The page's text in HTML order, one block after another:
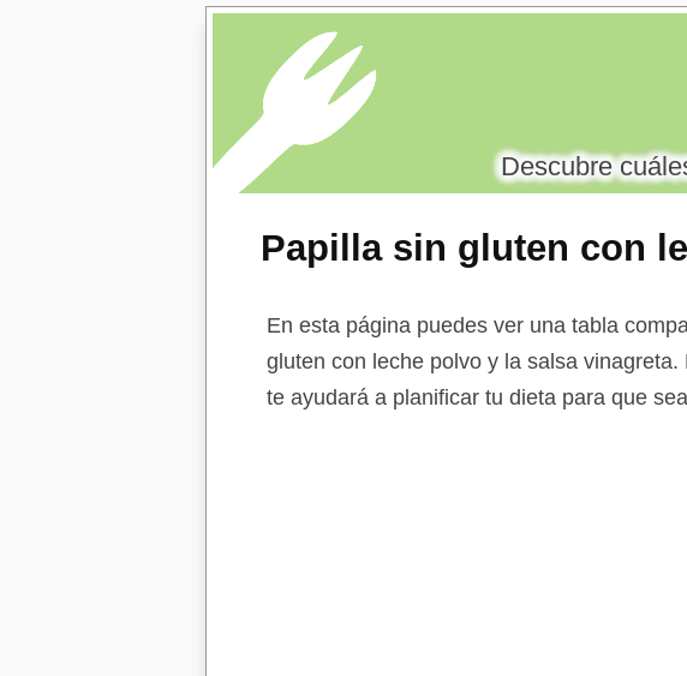
Papilla sin gluten con
vinagreta
Descubre
En esta página puedes ver una tabla
gluten con leche polvo y la salsa
te ayudará a planificar tu dieta para que